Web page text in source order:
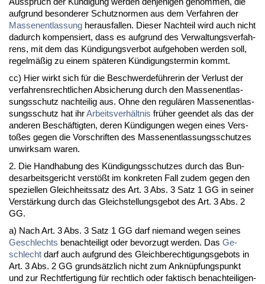
auf­grund be­son­de­rer Schutz­nor­men aus dem Ver­fah­ren der
Mas­sen­ent­las­sung her­aus­fal­len. Die­ser Nach­teil wird auch nicht
da­durch kom­pen­siert, dass es auf­grund des Ver­wal­tungs­ver­fah­
rens, mit dem das Kündi­gungs­ver­bot auf­ge­ho­ben wer­den soll,
re­gelmäßig zu ei­nem späte­ren Kündi­gungs­ter­min kommt.
cc) Hier wirkt sich für die Be­schwer­deführe­rin der Ver­lust der
ver­fah­rens­recht­li­chen Ab­si­che­rung durch den Mas­sen­ent­las­
sungs­schutz nach­tei­lig aus. Oh­ne den re­gulären Mas­sen­ent­las­
sungs­schutz hat ihrAr­beits­verhält­nis früher ge­en­det als das der
an­de­ren Beschäftig­ten, de­ren Kündi­gun­gen we­gen ei­nes Ver­s­
toßes ge­gen die Vor­schrif­ten des Mas­sen­ent­las­sungs­schut­zes
un­wirk­sam wa­ren.
2. Die Hand­ha­bung des Kündi­gungs­schut­zes durch das Bun­
des­ar­beits­ge­richt verstößt im kon­kre­ten Fall zu­dem ge­gen den
spe­zi­el­len Gleich­heits­satz des Art. 3 Abs. 3 Satz 1 GG in sei­ner
Verstärkung durch das Gleich­stel­lungs­ge­bot des Art. 3 Abs. 2
GG.
a) Nach Art. 3 Abs. 3 Satz 1 GG darf nie­mand we­gen sei­nes
Ge­schlechts be­nach­tei­ligt oder be­vor­zugt wer­den. Das Ge­
schlecht darf auch auf­grund des Gleich­be­rech­ti­gungs­ge­bots in
Art. 3 Abs. 2 GG grundsätz­lich nicht zum An­knüpfungs­punkt
und zur Recht­fer­ti­gung für recht­lich oder fak­tisch be­nach­tei­li­gen­